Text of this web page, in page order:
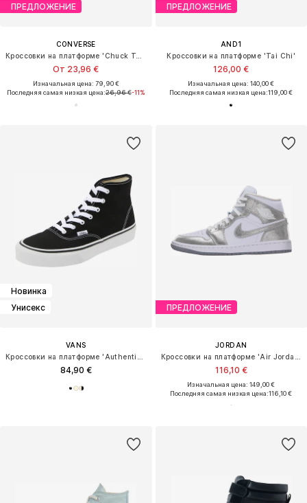
ПРЕДЛОЖЕНИЕ
CONVERSE
От 23,96 €
Изначальная цена: 79,90 €
Последняя самая низкая цена:26,96 €-11%
ПРЕДЛОЖЕНИЕ
AND1
Кроссовки на платформе 'Tai Chi'
126,00 €
Изначальная цена: 140,00 €
Последняя самая низкая цена:119,00 €
Новинка
Унисекс
VANS
84,90 €
ПРЕДЛОЖЕНИЕ
JORDAN
116,10 €
Изначальная цена: 149,00 €
Последняя самая низкая цена:116,10 €